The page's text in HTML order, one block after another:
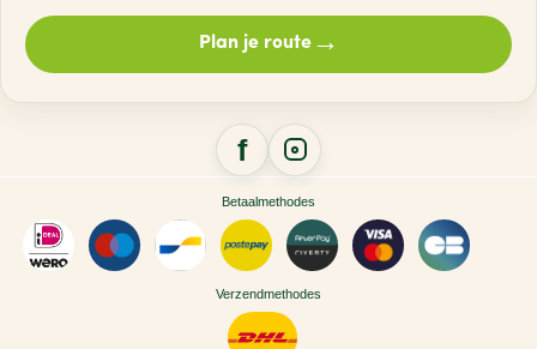
Plan je route→
Betaalmethodes
Verzendmethodes